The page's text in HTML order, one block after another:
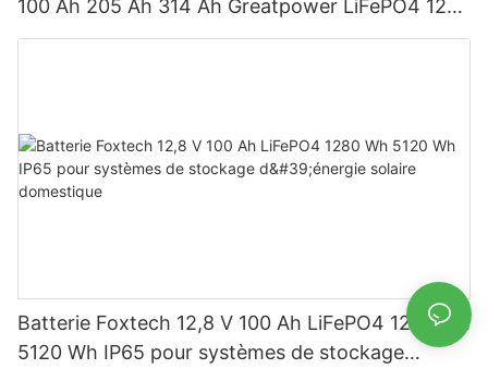
100 Ah 205 Ah 314 Ah Greatpower LiFePO4 1280
Wh-5120 Wh IP65
Batterie Foxtech 12,8 V 100 Ah LiFePO4 1280 Wh
5120 Wh IP65 pour systèmes de stockage